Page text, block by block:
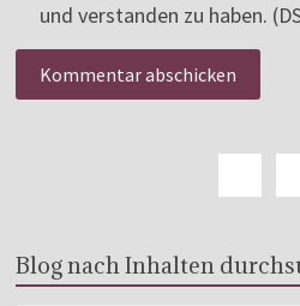
und verstanden zu haben.
Blog nach Inhalten